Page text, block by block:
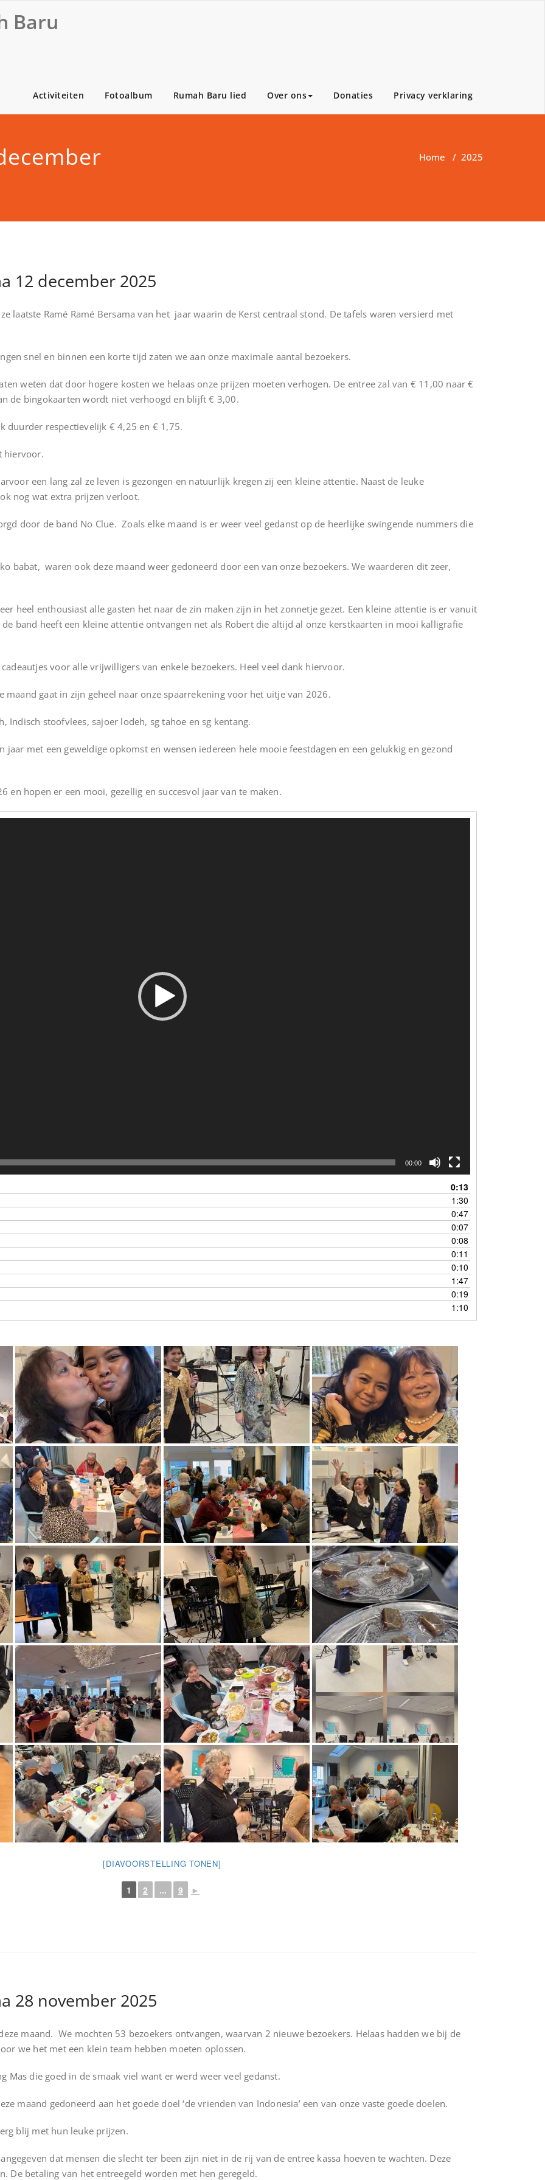
Baru
Activiteiten Fotoalbum Rumah Baru lied Over ons Donaties Privacy verklaring
Home / 2025
12 december 2025
laatste Ramé Ramé Bersama van het jaar waarin de Kerst centraal stond. De tafels waren versierd met
snel en binnen een korte tijd zaten we aan onze maximale aantal bezoekers.
weten dat door hogere kosten we helaas onze prijzen moeten verhogen. De entree zal van € 11,00 naar €
de bingokaarten wordt niet verhoogd en blijft € 3,00.
duurder respectievelijk € 4,25 en € 1,75.
hiervoor.
een lang zal ze leven is gezongen en natuurlijk kregen zij een kleine attentie. Naast de leuke
nog wat extra prijzen verloot.
door de band No Clue. Zoals elke maand is er weer veel gedanst op de heerlijke swingende nummers die
babat, waren ook deze maand weer gedoneerd door een van onze bezoekers. We waarderen dit zeer,
heel enthousiast alle gasten het naar de zin maken zijn in het zonnetje gezet. Een kleine attentie is er vanuit
band heeft een kleine attentie ontvangen net als Robert die altijd al onze kerstkaarten in mooi kalligrafie
voor alle vrijwilligers van enkele bezoekers. Heel veel dank hiervoor.
maand gaat in zijn geheel naar onze spaarrekening voor het uitje van 2026.
Indisch stoofvlees, sajoer lodeh, sg tahoe en sg kentang.
jaar met een geweldige opkomst en wensen iedereen hele mooie feestdagen en een gelukkig en gezond
en hopen er een mooi, gezellig en succesvol jaar van te maken.
00:00
0:13
1:30
0:47
0:07
0:08
0:11
0:10
1:47
0:19
1:10
[DIAVOORSTELLING TONEN]
1 2 ... 9 ►
28 november 2025
maand. We mochten 53 bezoekers ontvangen, waarvan 2 nieuwe bezoekers. Helaas hadden we bij de
we het met een klein team hebben moeten oplossen.
Mas die goed in de smaak viel want er werd weer veel gedanst.
maand gedoneerd aan het goede doel ‘de vrienden van Indonesia’ een van onze vaste goede doelen.
blij met hun leuke prijzen.
dat mensen die slecht ter been zijn niet in de rij van de entree kassa hoeven te wachten. Deze
De betaling van het entreegeld worden met hen geregeld.